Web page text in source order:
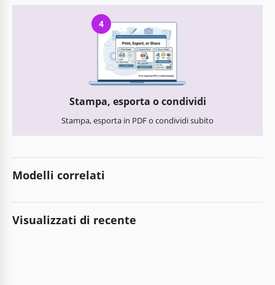
4
Stampa, esporta o condividi
Stampa, esporta in PDF o condividi subito
Modelli correlati
Visualizzati di recente